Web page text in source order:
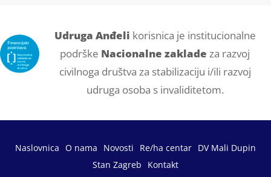
Udruga Anđeli korisnica je institucionalne
podrške Nacionalne zaklade za razvoj
civilnoga društva za stabilizaciju i/ili razvoj
udruga osoba s invaliditetom.
Naslovnica O nama Novosti Re/ha centar DV Mali Dupin
Stan Zagreb
Kontakt